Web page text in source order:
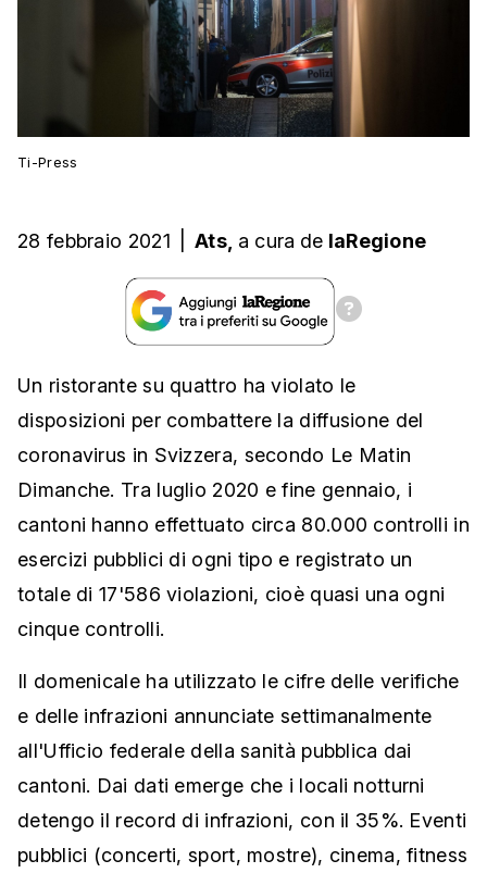
Ti-Press
28 febbraio 2021 Ats, a cura de laRegione
Un ristorante su quattro ha violato le
disposizioni per combattere la diffusione del
coronavirus in Svizzera, secondo Le Matin
Dimanche. Tra luglio 2020 e fine gennaio, i
cantoni hanno effettuato circa 80.000 controlli in
esercizi pubblici di ogni tipo e registrato un
totale di 17'586 violazioni, cioè quasi una ogni
cinque controlli.
Il domenicale ha utilizzato le cifre delle verifiche
e delle infrazioni annunciate settimanalmente
all'Ufficio federale della sanità pubblica dai
cantoni. Dai dati emerge che i locali notturni
detengo il record di infrazioni, con il 35%. Eventi
pubblici (concerti, sport, mostre), cinema, fitness